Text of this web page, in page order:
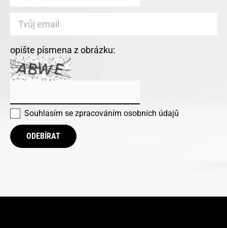
opište písmena z obrázku:
Souhlasím se zpracováním osobních údajů
ODEBÍRAT